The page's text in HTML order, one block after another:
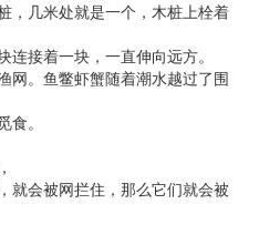
，几米处就是一个，木桩上栓着
接着一块，一直伸向远方。
网。鱼鳖虾蟹随着潮水越过了围
。
就会被网拦住，那么它们就会被